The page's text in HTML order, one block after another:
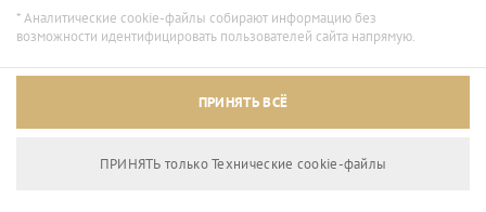
Архивный режим
* Аналитические cookie-файлы собирают информацию без
возможности идентифицировать пользователей сайта напрямую.
ПРИНЯТЬ ВСЁ
ПРИНЯТЬ только Технические сookie-файлы